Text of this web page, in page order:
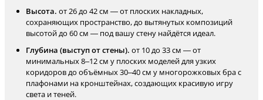
Высота. от 26 до 42 см — от плоских накладных,
сохраняющих пространство, до вытянутых композиций
высотой до 60 см — под вашу стену найдётся идеал.
Глубина (выступ от стены). от 10 до 33 см — от
минимальных 8–12 см у плоских моделей для узких
коридоров до объёмных 30–40 см у многорожковых бра с
плафонами на кронштейнах, создающих красивую игру
света и теней.